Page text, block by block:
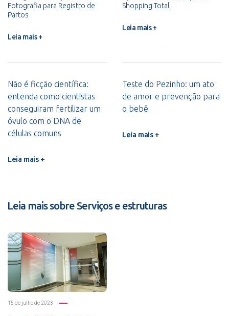
Fotografia para Registro de
Partos
Leia mais +
Shopping Total
Leia mais +
Não é ficção científica:
entenda como cientistas
conseguiram fertilizar um
óvulo com o DNA de
células comuns
Leia mais +
Teste do Pezinho: um ato
de amor e prevenção para
o bebê
Leia mais +
Leia mais sobre Serviços e estruturas
15 de julho de 2023